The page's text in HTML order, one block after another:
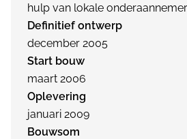
hulp van lokale
Definitief ontwerp
december 2005
Start bouw
maart 2006
Oplevering
januari 2009
Bouwsom